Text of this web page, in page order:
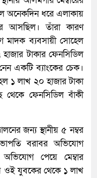
অনেকদিন ধরে এলাকায়
আসছিল। তাঁরা কারণ
মাদক ব্যবসায়ী সোহেল
টাকার ফেনসিডিল
একটি ব্যাংকের চেক।
১ লাখ ২০ হাজার টাকা
ফেনসিডিল বাঁকী
জন্য স্থানীয় ৫ নম্বর
বরাবর অভিযোগ
পেয়ে মেম্বার
ওই যুবকের থেকে ১ লাখ